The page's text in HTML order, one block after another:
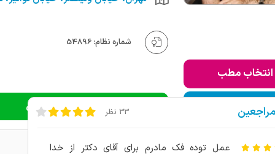
انتخاب مطب
به لیست من
شماره نظام: 54896
دریافت نوبت اینترنتی 33 نظر
عمل توده فک مادرم برای آقای دکتر از خدا